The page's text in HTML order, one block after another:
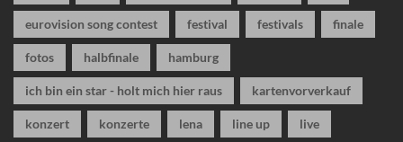
eurovision song contest festival festivals finale
fotos halbfinale hamburg
ich bin ein star - holt mich hier raus kartenvorverkauf
konzert konzerte lena line up live